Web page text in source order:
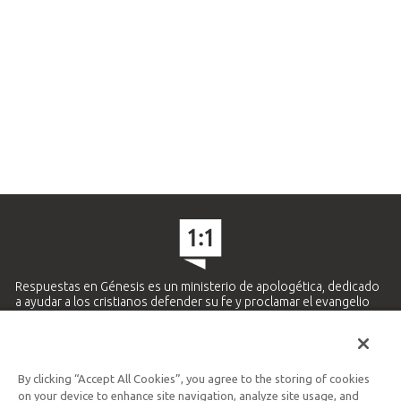
Respuestas en Génesis es un ministerio de apologética, dedicado
a ayudar a los cristianos defender su fe y proclamar el evangelio
Ministerio Hispano y Latinoamericano
By clicking “Accept All Cookies”, you agree to the storing of cookies
on your device to enhance site navigation, analyze site usage, and